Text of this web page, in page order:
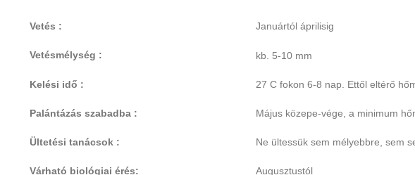
Vetés : Januártól áprilisig
Vetésmélység : kb. 5-10 mm
Kelési idő : 27 C fokon 6-8 nap. Ettől eltérő
Palántázás szabadba : Május közepe-vége, a minimum
Ültetési tanácsok : Ne ültessük sem mélyebbre, sem
Várható biológiai érés: Augusztustól